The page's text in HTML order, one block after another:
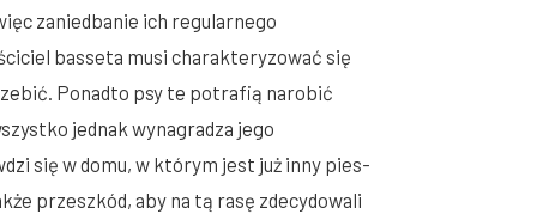
zaniedbanie ich regularnego
basseta musi charakteryzować się
Ponadto psy te potrafią narobić
jednak wynagradza jego
się w domu, w którym jest już inny pies-
przeszkód, aby na tą rasę zdecydowali